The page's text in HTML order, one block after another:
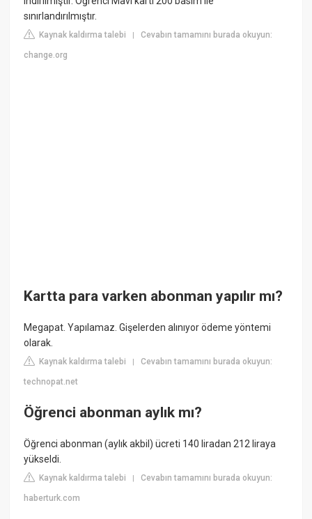
sınırlandırılmıştır.
Kaynak kaldırma talebi |Cevabın tamamını burada okuyun:
change.org
Kartta para varken abonman yapılır mı?
Megapat. Yapılamaz. Gişelerden alınıyor ödeme yöntemi
olarak.
Kaynak kaldırma talebi |Cevabın tamamını burada okuyun:
technopat.net
Öğrenci abonman aylık mı?
Öğrenci abonman (aylık akbil) ücreti 140 liradan 212 liraya
yükseldi.
Kaynak kaldırma talebi |Cevabın tamamını burada okuyun:
haberturk.com